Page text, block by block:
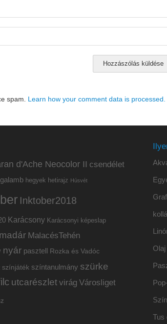
spam. Learn how your comment data is processed.
d'Ache Neocolor II csendélet
galamb hegyek hetirajz Húsvét
Inktober2018
Karácsony Karácsonyi képeslap
madár MalacésTehén
nyár pasztell Rozka és Vadóc
színjáték színtanulmány szürke
utcarészlet virág Városliget
Tus